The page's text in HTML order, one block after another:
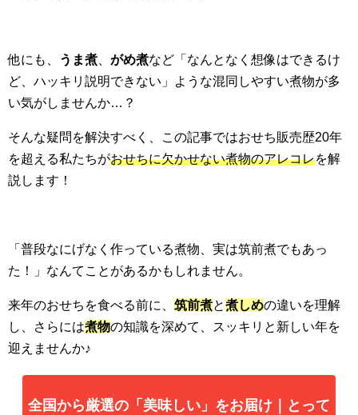
他にも、 うま煮 がめ煮など「なんとなく想像はできるけ
ど、ハッキリ説明できない」ような混同しやすい煮物が多
い気がしませんか…？
そんな疑問を解決すべく、この記事ではおせち販売歴20年
を超える私たちがおせちに欠かせない煮物のアレコレを解
説します！
「普段なにげなく作っている煮物、実は筑前煮でもあっ
た！」なんてことがあるかもしれません。
来年のおせちを食べる前に、 筑前煮と煮しめの違いを理解
し、さらには煮物の知識を深めて、スッキリと新しい年を
迎えませんか♪
全国から厳選の「美味しい」をお届け｜とって